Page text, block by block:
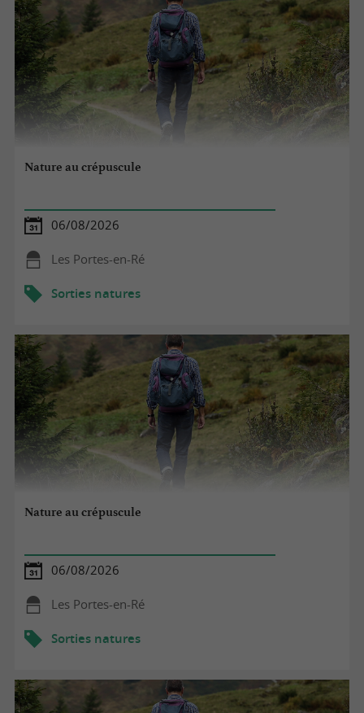
Nature au crépuscule
06/08/2026
Les Portes-en-Ré
Sorties natures
Nature au crépuscule
06/08/2026
Les Portes-en-Ré
Sorties natures